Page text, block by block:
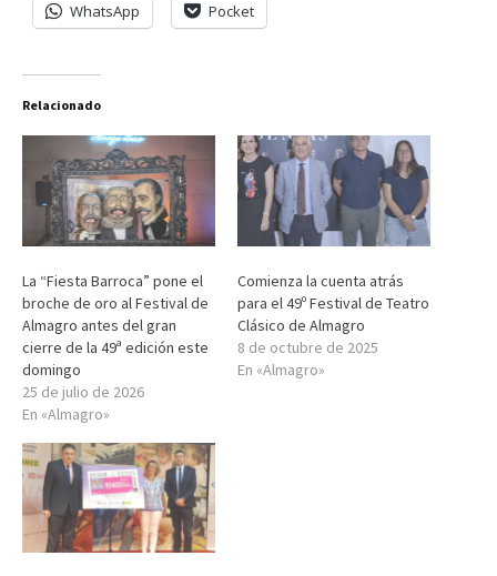
WhatsApp Pocket
Relacionado
La “Fiesta Barroca” pone el
broche de oro al Festival de
Almagro antes del gran
cierre de la 49ª edición este
domingo
25 de julio de 2026
En «Almagro»
Comienza la cuenta atrás
para el 49º Festival de Teatro
Clásico de Almagro
8 de octubre de 2025
En «Almagro»